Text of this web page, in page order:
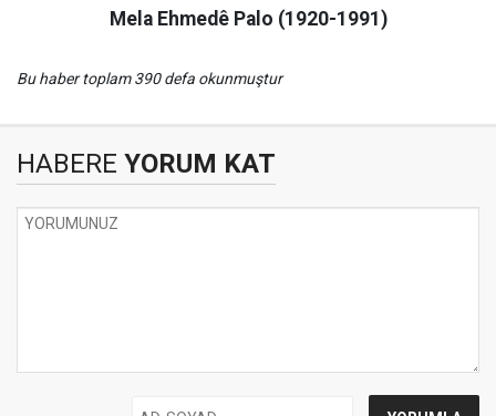
Mela Ehmedê Palo (1920-1991)
Bu haber toplam 390 defa okunmuştur
HABERE YORUM KAT